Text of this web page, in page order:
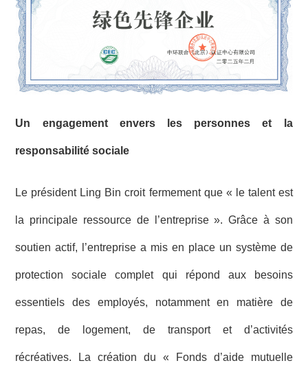
Un engagement envers les personnes et la
responsabilité sociale
Le président Ling Bin croit fermement que « le talent est
la principale ressource de l’entreprise ». Grâce à son
soutien actif, l’entreprise a mis en place un système de
protection sociale complet qui répond aux besoins
essentiels des employés, notamment en matière de
repas, de logement, de transport et d’activités
récréatives. La création du « Fonds d’aide mutuelle